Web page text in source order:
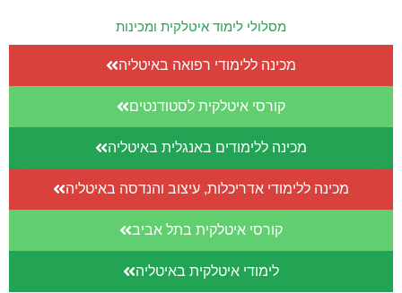
מסלולי לימוד איטלקית ומכינות
מכינה ללימודי רפואה באיטליה
קורסי איטלקית לסטודנטים
מכינה ללימודים באנגלית באיטליה
מכינה ללימודי אדריכלות, עיצוב והנדסה באיטליה
קורסי איטלקית בתל אביב
לימודי איטלקית באיטליה